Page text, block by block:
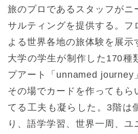
旅のプロであるスタッフがニ
サルティングを提供する。フ
よる世界各地の旅体験を展示
大学の学生が制作した170種
プアート「unnamed journey
その場でカードを作ってもら
てる工夫も凝らした。3階は
り、語学学習、世界一周、